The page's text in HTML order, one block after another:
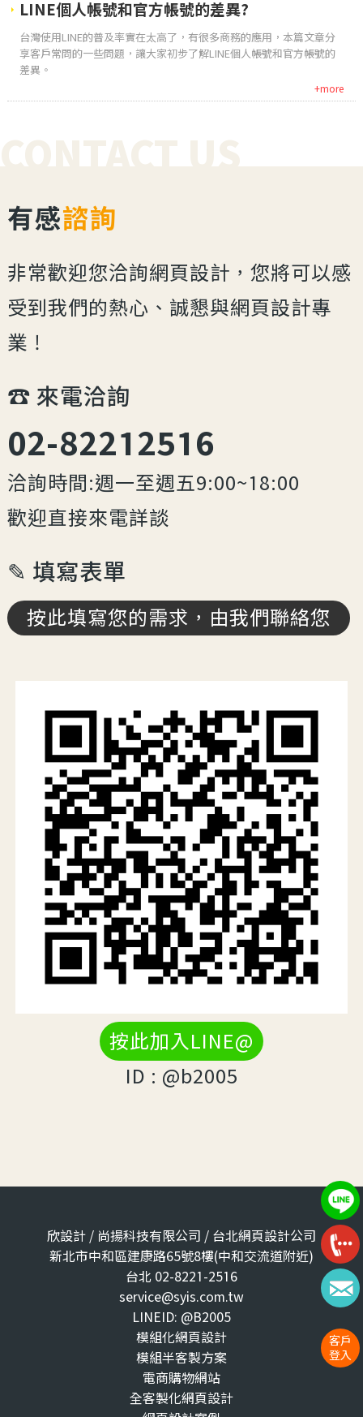
客戶
登入
LINE個人帳號和官方帳號的差異?
台灣使用LINE的普及率實在太高了，有很多商務的應用，本篇文章分
享客戶常問的一些問題，讓大家初步了解LINE個人帳號和官方帳號的
差異。
+more
CONTACT US
有感諮詢
非常歡迎您洽詢網頁設計，您將可以感
受到我們的熱心、誠懇與網頁設計專
業！
☎︎ 來電洽詢
02-82212516
洽詢時間:週一至週五9:00~18:00
歡迎直接來電詳談
✎ 填寫表單
按此填寫您的需求，由我們聯絡您
按此加入LINE@
ID : @b2005
欣設計 / 尚揚科技有限公司 / 台北網頁設計公司
新北市中和區建康路65號8樓(中和交流道附近)
台北 02-8221-2516
service@syis.com.tw
LINEID: @B2005
模組化網頁設計
模組半客製方案
電商購物網站
全客製化網頁設計